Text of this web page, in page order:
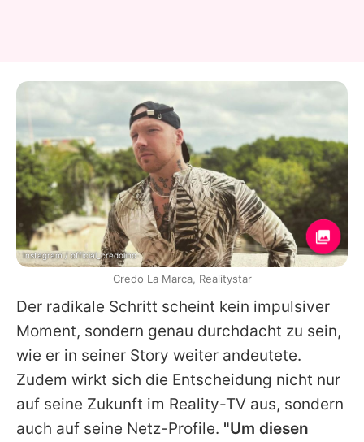
Der radikale Schritt scheint kein impulsiver
Moment, sondern genau durchdacht zu sein,
wie er in seiner Story weiter andeutete.
Zudem wirkt sich die Entscheidung nicht nur
auf seine Zukunft im Reality-TV aus, sondern
auch auf seine Netz-Profile. "Um diesen
Instagram / official_credolino
Credo La Marca, Realitystar